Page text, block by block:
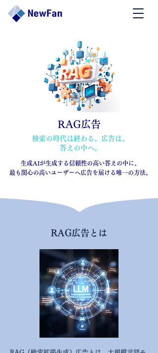
RAG広告
検索の時代は終わる。広告は、
答えの中へ。
生成AIが生成する信頼性の高い答えの中に、
最も関心の高いユーザーへ広告を届ける唯一の方法。
RAG広告とは